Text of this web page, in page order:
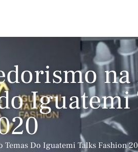
na
Iguatemi
Temas Do Iguatemi Talks Fashion